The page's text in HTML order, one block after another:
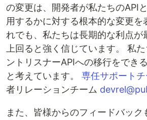
の変更は、開発者が私たちのAPI
用するかに対する根本的な変更を
れでも、私たちは長期的な利点が
上回ると強く信じています。 私
ントリスナーAPIへの移行をでき
と考えています。 専任サポートチ
者リレーションチーム
また、皆様からのフィードバック